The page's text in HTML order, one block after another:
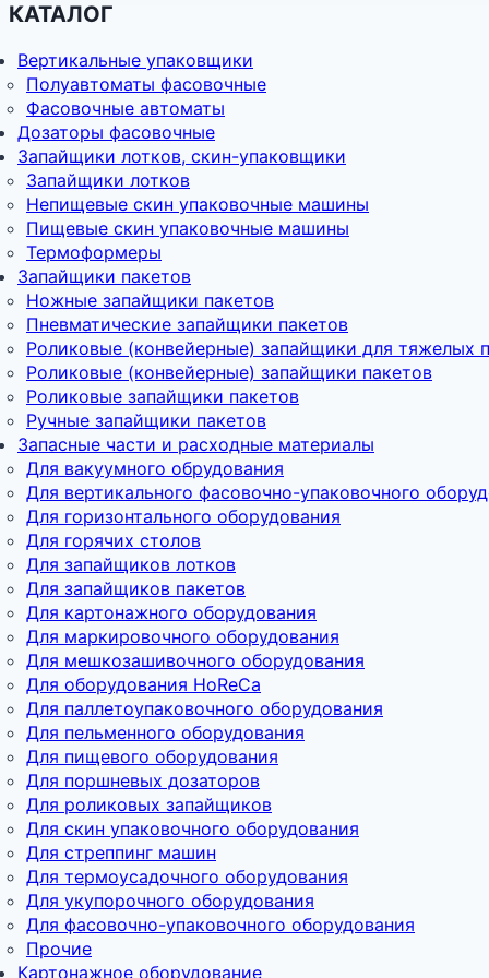
КАТАЛОГ
Вертикальные упаковщики
Полуавтоматы фасовочные
Фасовочные автоматы
Дозаторы фасовочные
Запайщики лотков, скин-упаковщики
Запайщики лотков
Непищевые скин упаковочные машины
Пищевые скин упаковочные машины
Термоформеры
Запайщики пакетов
Ножные запайщики пакетов
Пневматические запайщики пакетов
Роликовые (конвейерные) запайщики для тяжелых
Роликовые (конвейерные) запайщики пакетов
Роликовые запайщики пакетов
Ручные запайщики пакетов
Запасные части и расходные материалы
Для вакуумного обрудования
Для вертикального фасовочно-упаковочного
Для горизонтального оборудования
Для горячих столов
Для запайщиков лотков
Для запайщиков пакетов
Для картонажного оборудования
Для маркировочного оборудования
Для мешкозашивочного оборудования
Для оборудования HoReCa
Для паллетоупаковочного оборудования
Для пельменного оборудования
Для пищевого оборудования
Для поршневых дозаторов
Для роликовых запайщиков
Для скин упаковочного оборудования
Для стреппинг машин
Для термоусадочного оборудования
Для укупорочного оборудования
Для фасовочно-упаковочного оборудования
Прочие
Картонажное оборудование